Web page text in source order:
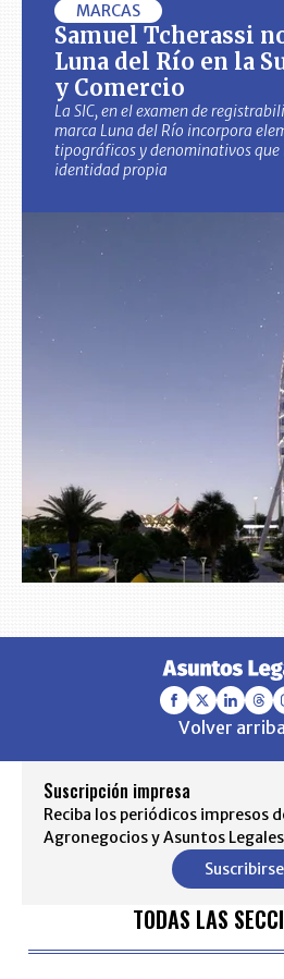
MARCAS
Samuel Tcherassi
Luna del Río en la
y Comercio
La SIC, en el examen de
marca Luna del Río incorpora
tipográficos y denominativos
identidad propia
Volver
Suscripción impresa
Reciba los periódicos impresos
Agronegocios y Asuntos
Suscribirse
TODAS LAS